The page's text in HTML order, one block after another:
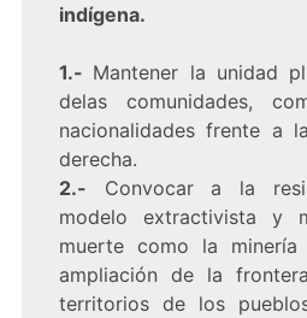
indígena.
1.- Mantener la unidad
delas comunidades,
nacionalidades frente a
derecha.
2.- Convocar a la
modelo extractivista y
muerte como la
ampliación de la
territorios de los